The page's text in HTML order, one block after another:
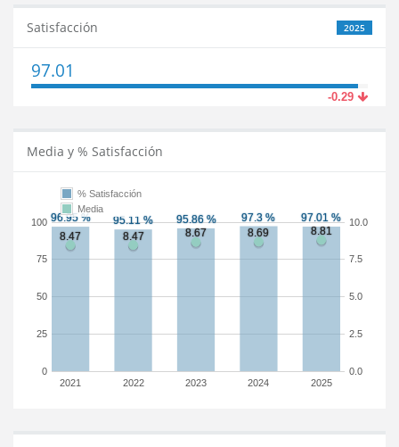
2025
Satisfacción
97.01
-0.29
Media y % Satisfacción
2021 2022 2023 2024 2025
0
25
50
75
100
0.0
2.5
5.0
7.5
10.0
% Satisfacción
Media